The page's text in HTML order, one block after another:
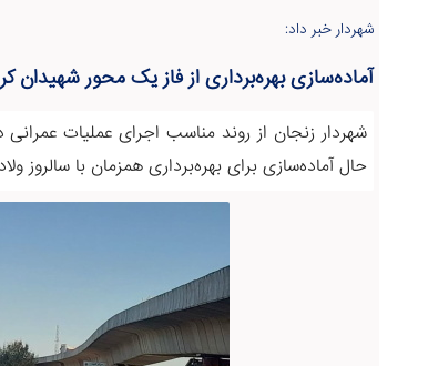
شهردار خبر داد:
آماده‌سازی بهره‌برداری از فاز یک محور شهیدان
شهردار زنجان از روند مناسب اجرای عملیات
حال آماده‌سازی برای بهره‌برداری همزمان با